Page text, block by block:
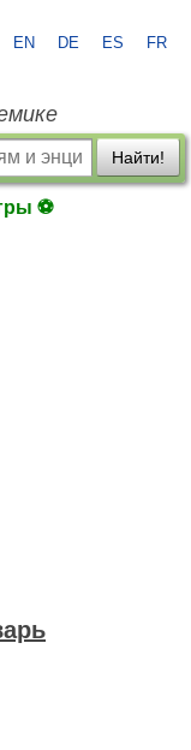
EN DE ES FR
Найти!
⚽